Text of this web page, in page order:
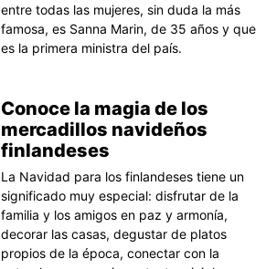
entre todas las mujeres, sin duda la más
famosa, es Sanna Marin, de 35 años y que
es la primera ministra del país.
Conoce la magia de los
mercadillos navideños
finlandeses
La Navidad para los finlandeses tiene un
significado muy especial: disfrutar de la
familia y los amigos en paz y armonía,
decorar las casas, degustar de platos
propios de la época, conectar con la